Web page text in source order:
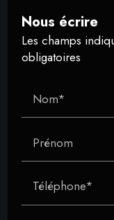
Nous écrire
Les champs
obligatoires
Nom*
Prénom
Téléphone*